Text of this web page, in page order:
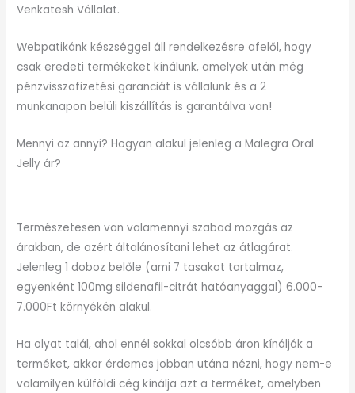
Venkatesh Vállalat.
Webpatikánk készséggel áll rendelkezésre afelől, hogy
csak eredeti termékeket kínálunk, amelyek után még
pénzvisszafizetési garanciát is vállalunk és a 2
munkanapon belüli kiszállítás is garantálva van!
Mennyi az annyi? Hogyan alakul jelenleg a Malegra Oral
Jelly ár?
Természetesen van valamennyi szabad mozgás az
árakban, de azért általánosítani lehet az átlagárat.
Jelenleg 1 doboz belőle (ami 7 tasakot tartalmaz,
egyenként 100mg sildenafil-citrát hatóanyaggal) 6.000-
7.000Ft környékén alakul.
Ha olyat talál, ahol ennél sokkal olcsóbb áron kínálják a
terméket, akkor érdemes jobban utána nézni, hogy nem-e
valamilyen külföldi cég kínálja azt a terméket, amelyben